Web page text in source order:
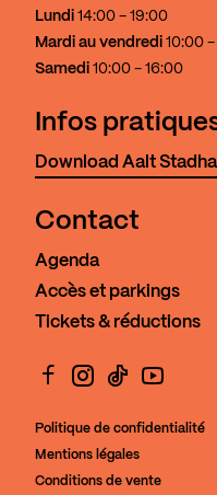
Lundi 14:00 - 19:00
Mardi au vendredi 10:00 -
Samedi 10:00 - 16:00
Infos
Download Aalt
Contact
Agenda
Accès et parkings
Tickets & réductions
Politique de confidentialité
Mentions légales
Conditions de vente